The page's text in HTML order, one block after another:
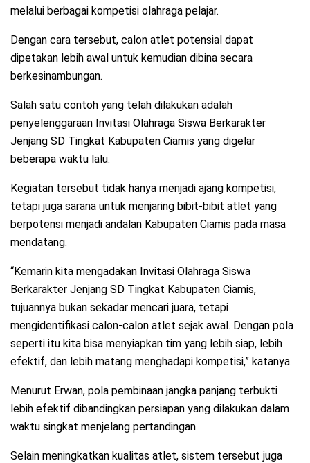
melalui berbagai kompetisi olahraga pelajar.
Dengan cara tersebut, calon atlet potensial dapat
dipetakan lebih awal untuk kemudian dibina secara
berkesinambungan.
Salah satu contoh yang telah dilakukan adalah
penyelenggaraan Invitasi Olahraga Siswa Berkarakter
Jenjang SD Tingkat Kabupaten Ciamis yang digelar
beberapa waktu lalu.
Kegiatan tersebut tidak hanya menjadi ajang kompetisi,
tetapi juga sarana untuk menjaring bibit-bibit atlet yang
berpotensi menjadi andalan Kabupaten Ciamis pada masa
mendatang.
“Kemarin kita mengadakan Invitasi Olahraga Siswa
Berkarakter Jenjang SD Tingkat Kabupaten Ciamis,
tujuannya bukan sekadar mencari juara, tetapi
mengidentifikasi calon-calon atlet sejak awal. Dengan pola
seperti itu kita bisa menyiapkan tim yang lebih siap, lebih
efektif, dan lebih matang menghadapi kompetisi,” katanya.
Menurut Erwan, pola pembinaan jangka panjang terbukti
lebih efektif dibandingkan persiapan yang dilakukan dalam
waktu singkat menjelang pertandingan.
Selain meningkatkan kualitas atlet, sistem tersebut juga